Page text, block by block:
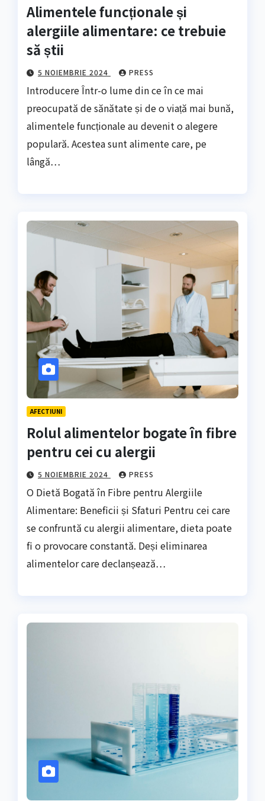
Alimentele funcționale și
alergiile alimentare: ce trebuie
să știi
5 NOIEMBRIE 2024 PRESS
Introducere Într-o lume din ce în ce mai
preocupată de sănătate și de o viață mai bună,
alimentele funcționale au devenit o alegere
populară. Acestea sunt alimente care, pe
lângă…
AFECTIUNI
Rolul alimentelor bogate în fibre
pentru cei cu alergii
5 NOIEMBRIE 2024 PRESS
O Dietă Bogată în Fibre pentru Alergiile
Alimentare: Beneficii și Sfaturi Pentru cei care
se confruntă cu alergii alimentare, dieta poate
fi o provocare constantă. Deși eliminarea
alimentelor care declanșează…